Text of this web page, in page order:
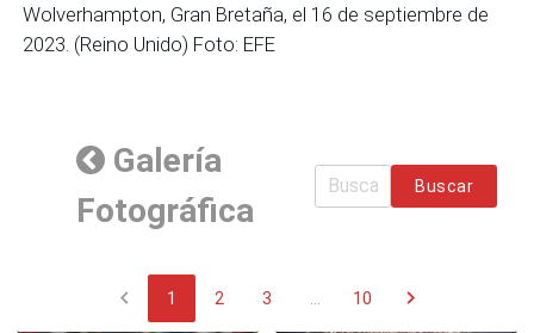
Wolverhampton, Gran Bretaña, el 16 de septiembre de
2023. (Reino Unido) Foto: EFE
Galería
Fotográfica
Buscar
chevron_left 1 2 3 10 chevron_right